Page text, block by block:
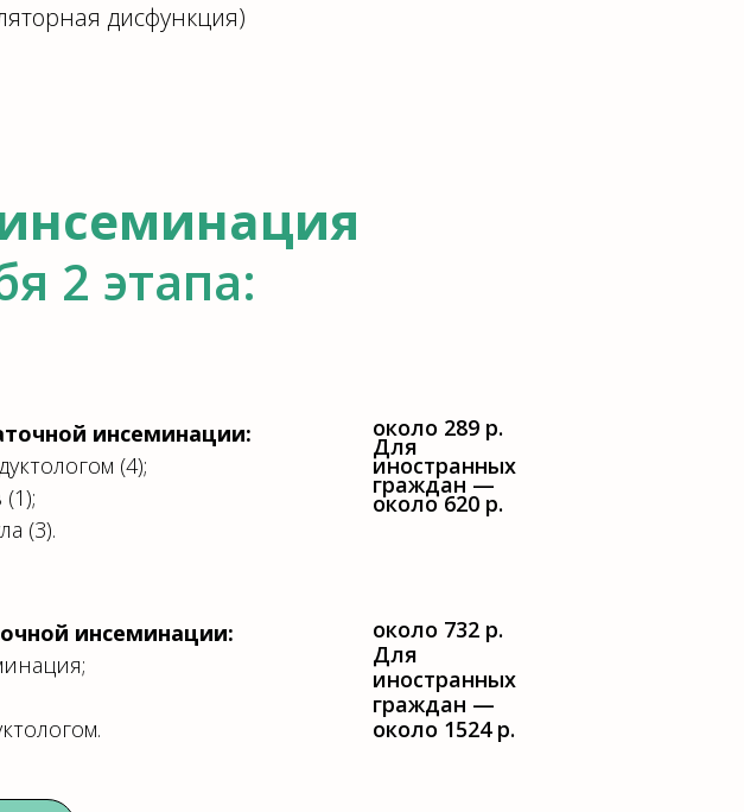
дисфункция)
2 этапа:
инсеминации:
(4);
(3).
около 289 р.
Для
иностранных
граждан —
около 620 р.
инсеминации:
около 732 р.
Для
иностранных
граждан —
около 1524 р.